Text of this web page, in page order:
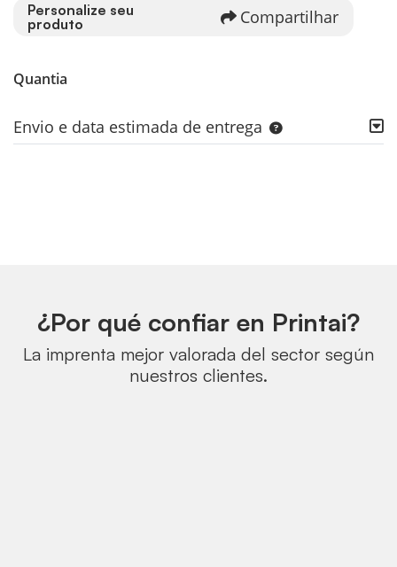
Personalize seu
produto
Compartilhar
Quantia
Envio e data estimada de entrega
¿Por qué confiar en Printai?
La imprenta mejor valorada del sector según
nuestros clientes.